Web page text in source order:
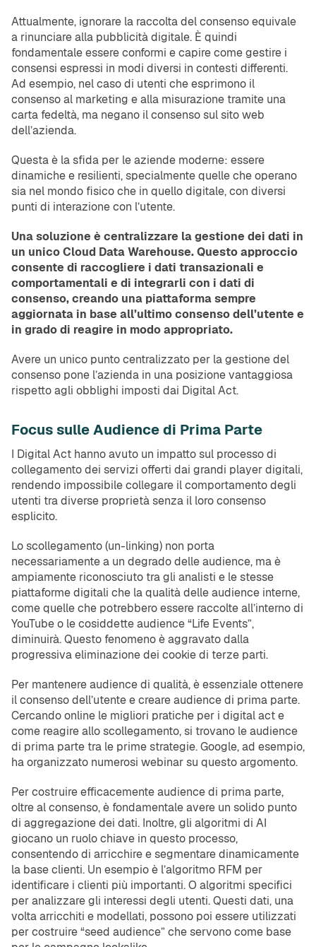
Attualmente, ignorare la raccolta del consenso equivale
a rinunciare alla pubblicità digitale. È quindi
fondamentale essere conformi e capire come gestire i
consensi espressi in modi diversi in contesti differenti.
Ad esempio, nel caso di utenti che esprimono il
consenso al marketing e alla misurazione tramite una
carta fedeltà, ma negano il consenso sul sito web
dell’azienda.
Questa è la sfida per le aziende moderne: essere
dinamiche e resilienti, specialmente quelle che operano
sia nel mondo fisico che in quello digitale, con diversi
punti di interazione con l’utente.
Una soluzione è centralizzare la gestione dei dati in
un unico Cloud Data Warehouse. Questo approccio
consente di raccogliere i dati transazionali e
comportamentali e di integrarli con i dati di
consenso, creando una piattaforma sempre
aggiornata in base all’ultimo consenso dell’utente e
in grado di reagire in modo appropriato.
Avere un unico punto centralizzato per la gestione del
consenso pone l’azienda in una posizione vantaggiosa
rispetto agli obblighi imposti dai Digital Act.
Focus sulle Audience di Prima Parte
I Digital Act hanno avuto un impatto sul processo di
collegamento dei servizi offerti dai grandi player digitali,
rendendo impossibile collegare il comportamento degli
utenti tra diverse proprietà senza il loro consenso
esplicito.
Lo scollegamento (un-linking) non porta
necessariamente a un degrado delle audience, ma è
ampiamente riconosciuto tra gli analisti e le stesse
piattaforme digitali che la qualità delle audience interne,
come quelle che potrebbero essere raccolte all’interno di
YouTube o le cosiddette audience “Life Events”,
diminuirà. Questo fenomeno è aggravato dalla
progressiva eliminazione dei cookie di terze parti.
Per mantenere audience di qualità, è essenziale ottenere
il consenso dell’utente e creare audience di prima parte.
Cercando online le migliori pratiche per i digital act e
come reagire allo scollegamento, si trovano le audience
di prima parte tra le prime strategie. Google, ad esempio,
ha organizzato numerosi webinar su questo argomento.
Per costruire efficacemente audience di prima parte,
oltre al consenso, è fondamentale avere un solido punto
di aggregazione dei dati. Inoltre, gli algoritmi di AI
giocano un ruolo chiave in questo processo,
consentendo di arricchire e segmentare dinamicamente
la base clienti. Un esempio è l’algoritmo RFM per
identificare i clienti più importanti. O algoritmi specifici
per analizzare gli interessi degli utenti. Questi dati, una
volta arricchiti e modellati, possono poi essere utilizzati
per costruire “seed audience” che servono come base